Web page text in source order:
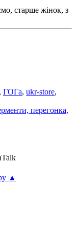
старше жінок, з
, ГОГа, ukr-store,
перегонка,
▲